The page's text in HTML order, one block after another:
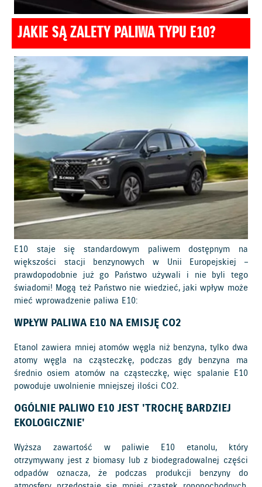
JAKIE SĄ ZALETY PALIWA TYPU E10?
E10 staje się standardowym paliwem dostępnym na
większości stacji benzynowych w Unii Europejskiej –
prawdopodobnie już go Państwo używali i nie byli tego
świadomi! Mogą też Państwo nie wiedzieć, jaki wpływ może
mieć wprowadzenie paliwa E10:
WPŁYW PALIWA E10 NA EMISJĘ CO2
Etanol zawiera mniej atomów węgla niż benzyna, tylko dwa
atomy węgla na cząsteczkę, podczas gdy benzyna ma
średnio osiem atomów na cząsteczkę, więc spalanie E10
powoduje uwolnienie mniejszej ilości CO2.
OGÓLNIE PALIWO E10 JEST 'TROCHĘ BARDZIEJ
EKOLOGICZNIE'
Wyższa zawartość w paliwie E10 etanolu, który
otrzymywany jest z biomasy lub z biodegradowalnej części
odpadów oznacza, że podczas produkcji benzyny do